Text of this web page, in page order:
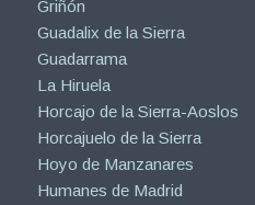
Griñón
Guadalix de la Sierra
Guadarrama
La Hiruela
Horcajo de la Sierra-Aoslos
Horcajuelo de la Sierra
Hoyo de Manzanares
Humanes de Madrid